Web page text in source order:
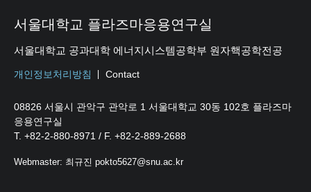
서울대학교 플라즈마응용연구실
서울대학교 공과대학 에너지시스템공학부 원자핵공학전공
개인정보처리방침 Contact
08826 서울시 관악구 관악로 1 서울대학교 30동 102호 플라즈마
응용연구실
T. +82-2-880-8971 / F. +82-2-889-2688
Webmaster: 최규진 pokto5627@snu.ac.kr